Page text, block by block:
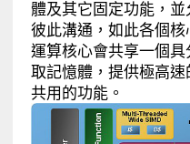
體及其它固定功能，
彼此溝通，如此各個
運算核心會共享一個
取記憶體，提供極高
共用的功能。